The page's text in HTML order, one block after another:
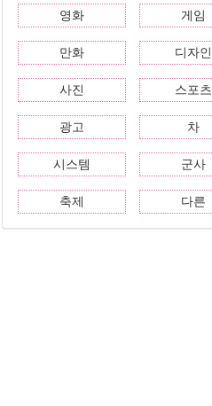
영화 게임
만화 디자인
사진 스포츠
광고 차
시스템 군사
축제 다른